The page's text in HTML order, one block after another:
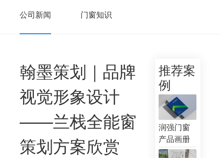
公司新闻 门窗知识
您现在的位置： 新闻动态/公司新闻
翰墨策划｜品牌
视觉形象设计
——兰栈全能窗
策划方案欣赏
推荐案
例
润强门窗
产品画册